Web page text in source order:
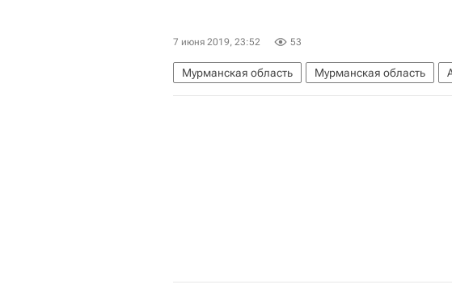
7 июня 2019, 23:52 53
Мурманская область Мурманская область
Фонд "Петербургский международный